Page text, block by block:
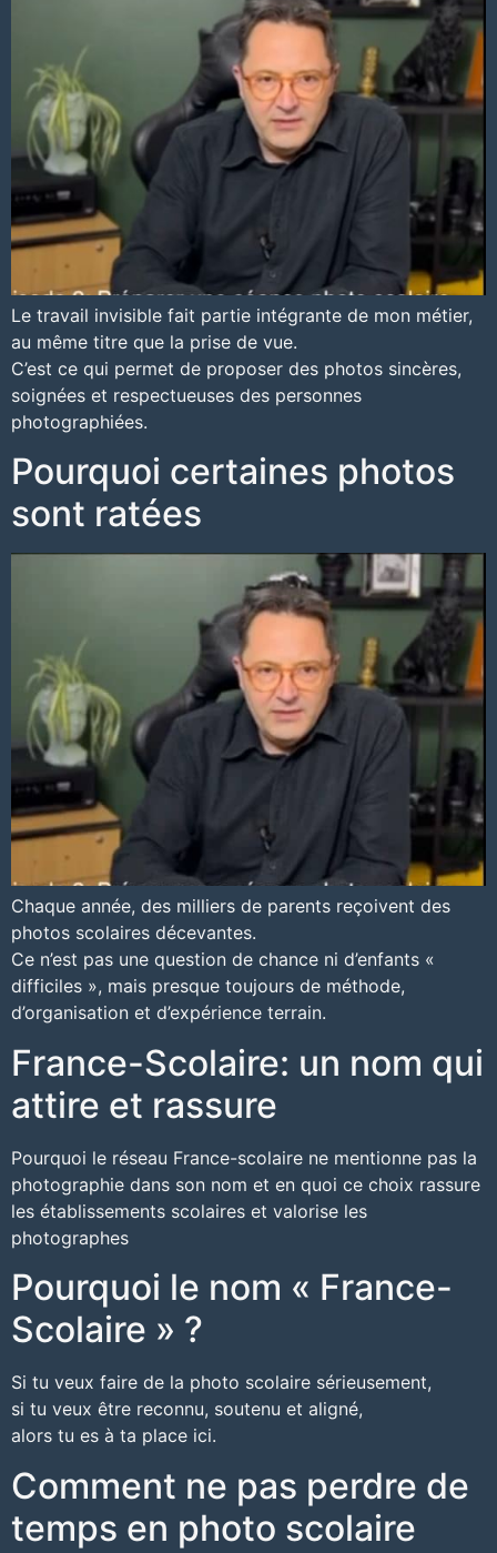
Le travail invisible fait partie intégrante de mon métier,
au même titre que la prise de vue.
C’est ce qui permet de proposer des photos sincères,
soignées et respectueuses des personnes
photographiées.
Pourquoi certaines photos
sont ratées
Chaque année, des milliers de parents reçoivent des
photos scolaires décevantes.
Ce n’est pas une question de chance ni d’enfants «
difficiles », mais presque toujours de méthode,
d’organisation et d’expérience terrain.
France-Scolaire: un nom qui
attire et rassure
Pourquoi le réseau France-scolaire ne mentionne pas la
photographie dans son nom et en quoi ce choix rassure
les établissements scolaires et valorise les
photographes
Pourquoi le nom « France-
Scolaire » ?
Si tu veux faire de la photo scolaire sérieusement,
si tu veux être reconnu, soutenu et aligné,
alors tu es à ta place ici.
Comment ne pas perdre de
temps en photo scolaire